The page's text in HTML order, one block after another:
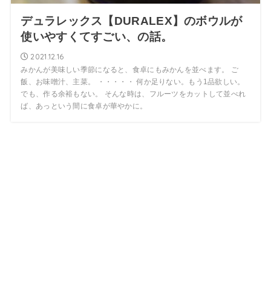
デュラレックス【DURALEX】のボウルが
使いやすくてすごい、の話。
2021.12.16
みかんが美味しい季節になると、食卓にもみかんを並べます。 ご
飯、お味噌汁、主菜。 ・・・・・ 何か足りない。もう1品欲しい。
でも、作る余裕もない。 そんな時は、フルーツをカットして並べれ
ば、あっという間に食卓が華やかに。